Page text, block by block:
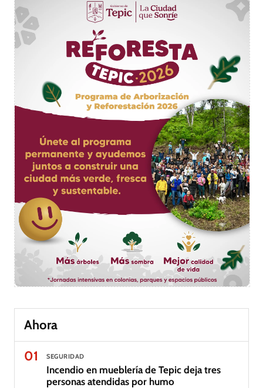
Ahora
01
SEGURIDAD
Incendio en mueblería de Tepic deja tres
personas atendidas por humo